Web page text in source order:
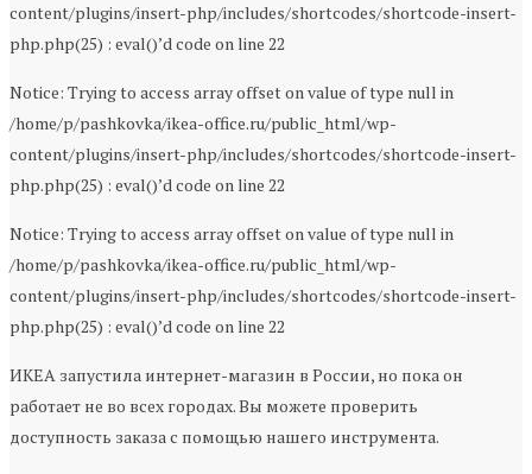
content/plugins/insert-php/includes/shortcodes/shortcode-insert-
php.php(25) : eval()’d code on line 22
Notice: Trying to access array offset on value of type null in
/home/p/pashkovka/ikea-office.ru/public_html/wp-
content/plugins/insert-php/includes/shortcodes/shortcode-insert-
php.php(25) : eval()’d code on line 22
Notice: Trying to access array offset on value of type null in
/home/p/pashkovka/ikea-office.ru/public_html/wp-
content/plugins/insert-php/includes/shortcodes/shortcode-insert-
php.php(25) : eval()’d code on line 22
ИКЕА запустила интернет-магазин в России, но пока он
работает не во всех городах. Вы можете проверить
доступность заказа с помощью нашего инструмента.